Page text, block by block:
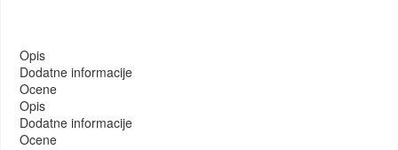
Opis
Dodatne informacije
Ocene
Opis
Dodatne informacije
Ocene